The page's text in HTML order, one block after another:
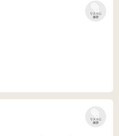
リストに
保存
リストに
保存